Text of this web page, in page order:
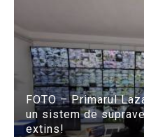
FOTO – Primarul
un sistem de
extins!